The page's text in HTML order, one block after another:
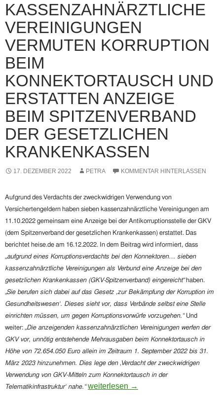
KASSENZAHNÄRZTLICHE
VEREINIGUNGEN
VERMUTEN KORRUPTION
BEIM
KONNEKTORTAUSCH UND
ERSTATTEN ANZEIGE
BEIM SPITZENVERBAND
DER GESETZLICHEN
KRANKENKASSEN
17. DEZEMBER 2022 PETRA KOMMENTAR HINTERLASSEN
Aufgrund des Verdachts der zweckwidrigen Verwendung von
Versichertengeldern haben sieben kassenzahnärztliche Vereinigungen am
11.10.2022 gemeinsam eine Anzeige bei der Antikorruptionsstelle der GKV
(dem Spitzenverband der gesetzlichen Krankenkassen) erstattet. Das
berichtet heise.de am 16.12.2022. In dem Beitrag wird informiert, dass
„aufgrund eines Korruptionsverdachts bei den Konnektoren… sieben
kassenzahnärztliche Vereinigungen als Verbund eine Anzeige bei den
gesetzlichen Krankenkassen (GKV-Spitzenverband) eingereicht“haben.
„Sie berufen sich dabei auf das Gesetz ‚zur Bekämpfung der Korruption im
Gesundheitswesen‘. Dieses sieht vor, dass Verbände selbst eine Stelle
einrichten müssen, um gegen Korruptionsvorwürfe vorzugehen.“ Und
weiter: „Die anzeigenden kassenzahnärztlichen Vereinigungen werfen der
GKV vor, unnötig entstehende Mehrausgaben beim Konnektortausch in
Höhe von 72.654.050 Euro allein im Zeitraum 1. September 2022 bis 31.
März 2023 hinzunehmen. Dies lege den ‚Verdacht der zweckwidrigen
Verwendung von GKV-Mitteln zum Konnektortausch in der
Telematikinfrastruktur‘ nahe.“ Kassenzahnärztliche Vereinigungen
weiterlesen →